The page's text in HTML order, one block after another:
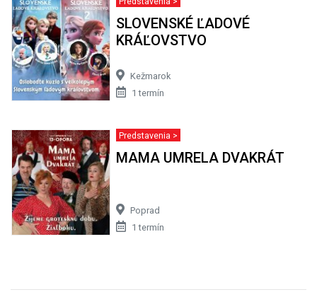
SLOVENSKÉ ĽADOVÉ
KRÁĽOVSTVO
Kežmarok
1 termín
Predstavenia >
MAMA UMRELA DVAKRÁT
Poprad
1 termín